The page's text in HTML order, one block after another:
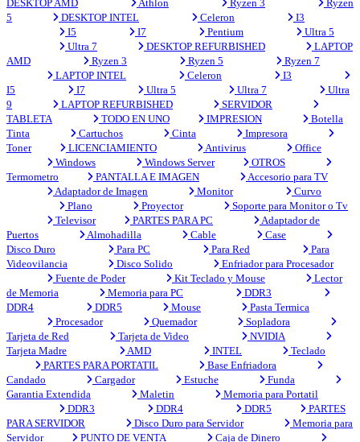
DESKTOP AMD
Athlon Ryzen 3
Ryzen
5
DESKTOP INTEL Celeron
I3
I5
I7 Pentium
Ultra 5
Ultra 7
DESKTOP REFURBISHED
LAPTOP
AMD
Ryzen 3 Ryzen 5
Ryzen 7
LAPTOP INTEL
Celeron
I3
I5
I7 Ultra 5 Ultra 7
Ultra
9
LAPTOP REFURBISHED
SERVIDOR
TABLETA
TODO EN UNO IMPRESION
Botella
Tinta
Cartuchos Cinta
Impresora
Toner
LICENCIAMIENTO Antivirus
Office
Windows
Windows Server
OTROS
Termometro
PANTALLA E IMAGEN
Accesorio para TV
Adaptador de Imagen
Monitor
Curvo
Plano
Proyector
Soporte para Monitor o Tv
Televisor
PARTES PARA PC
Adaptador de
Puertos
Almohadilla Cable
Case
Disco Duro
Para PC Para Red
Para
Videovilancia
Disco Solido
Enfriador para Procesador
Fuente de Poder
Kit Teclado y Mouse
Lector
de Memoria
Memoria para PC
DDR3
DDR4
DDR5 Mouse
Pasta Termica
Procesador
Quemador
Sopladora
Tarjeta de Red
Tarjeta de Video
NVIDIA
Tarjeta Madre
AMD INTEL
Teclado
PARTES PARA PORTATIL
Base Enfriadora
Candado
Cargador Estuche
Funda
Garantia Extendida
Maletin
Memoria para Portatil
DDR3
DDR4 DDR5
PARTES
PARA SERVIDOR
Disco Duro para Servidor
Memoria para
Servidor
PUNTO DE VENTA Caja de Dinero